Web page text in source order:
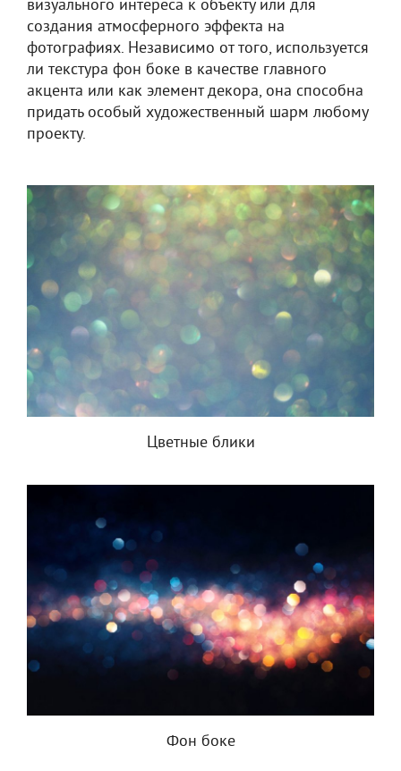
визуального интереса к объекту или для
создания атмосферного эффекта на
фотографиях. Независимо от того, используется
ли текстура фон боке в качестве главного
акцента или как элемент декора, она способна
придать особый художественный шарм любому
проекту.
Цветные блики
Фон боке